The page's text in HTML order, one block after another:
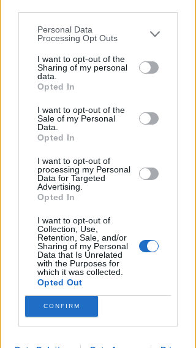
You may separately opt-out of the further
disclosure of your personal information
by third parties on the IAB’s list of
downstream participants.
by us to third parties on the IAB’s List of
Downstream Participants that may
further disclose it to other third parties.
Personal Data
Processing Opt Outs
I want to opt-out of the
Sharing of my personal
data.
Opted In
I want to opt-out of the
Sale of my Personal
Data.
Opted In
I want to opt-out of
processing my Personal
Data for Targeted
Advertising.
Opted In
I want to opt-out of
Collection, Use,
Retention, Sale, and/or
Sharing of my Personal
Data that Is Unrelated
with the Purposes for
which it was collected.
Opted Out
CONFIRM
I GENITORI ORIGINARI DI RIMINI
Muore a 19 anni Tommaso
Ugolini, nipote della consigliera
regionale
Redazione
UN 2026 SPARTIACQUE